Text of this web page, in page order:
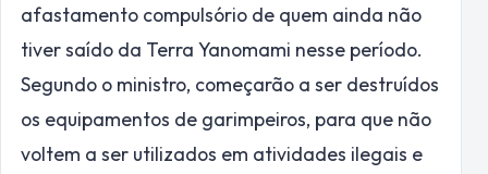
afastamento compulsório de quem ainda não
tiver saído da Terra Yanomami nesse período.
Segundo o ministro, começarão a ser destruídos
os equipamentos de garimpeiros, para que não
voltem a ser utilizados em atividades ilegais e